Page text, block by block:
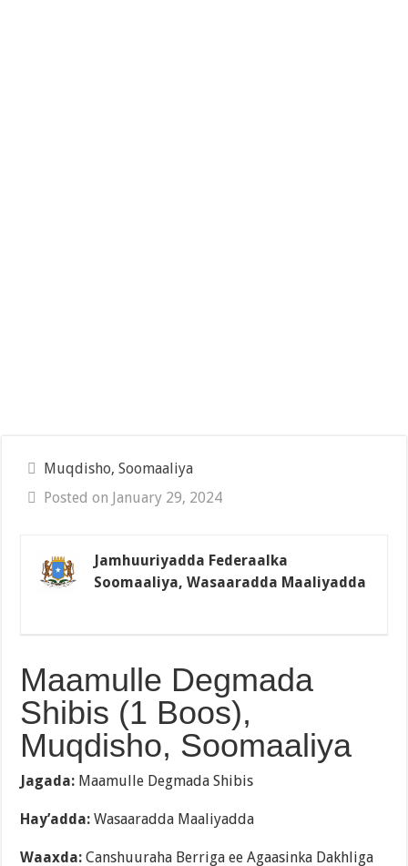
Muqdisho, Soomaaliya
Posted on January 29, 2024
Jamhuuriyadda Federaalka
Soomaaliya, Wasaaradda Maaliyadda
Maamulle Degmada
Shibis (1 Boos),
Muqdisho, Soomaaliya
Jagada: Maamulle Degmada Shibis
Hay’adda:Wasaaradda Maaliyadda
Waaxda:Canshuuraha Berriga ee Agaasinka Dakhliga